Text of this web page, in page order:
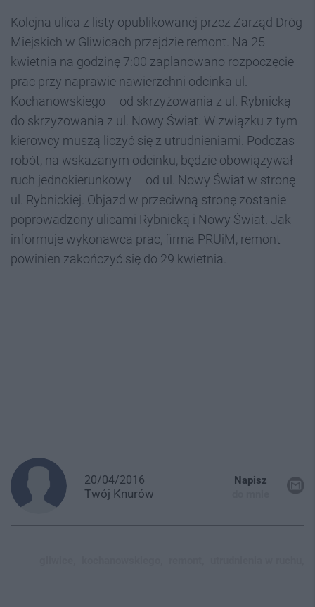
Kolejna ulica z listy opublikowanej przez Zarząd Dróg
Miejskich w Gliwicach przejdzie remont. Na 25
kwietnia na godzinę 7:00 zaplanowano rozpoczęcie
prac przy naprawie nawierzchni odcinka ul.
Kochanowskiego – od skrzyżowania z ul. Rybnicką
do skrzyżowania z ul. Nowy Świat. W związku z tym
kierowcy muszą liczyć się z utrudnieniami. Podczas
robót, na wskazanym odcinku, będzie obowiązywał
ruch jednokierunkowy – od ul. Nowy Świat w stronę
ul. Rybnickiej. Objazd w przeciwną stronę zostanie
poprowadzony ulicami Rybnicką i Nowy Świat. Jak
informuje wykonawca prac, firma PRUiM, remont
powinien zakończyć się do 29 kwietnia.
20/04/2016
Twój Knurów
Napisz